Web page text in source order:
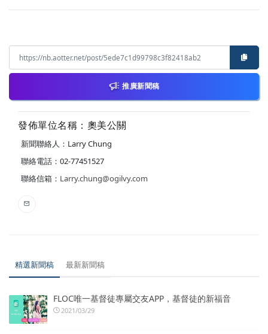
推廣新聞稿
發佈單位名稱：奧美公關
新聞聯絡人：Larry Chung
聯絡電話：02-77451527
聯絡信箱： Larry.chung@ogilvy.com
精選新聞稿 最新新聞稿
FLOC唯一基督徒專屬交友APP，基督徒的新福音
2021/03/29